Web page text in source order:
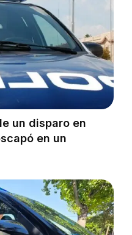
un disparo en
en un